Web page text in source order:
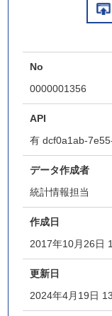
No
0000001356
API
有 dcf0a1ab-
データ作成者
統計情報担当
作成日
2017年10月26日
更新日
2024年4月19日